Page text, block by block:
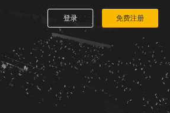
登录 免费注册